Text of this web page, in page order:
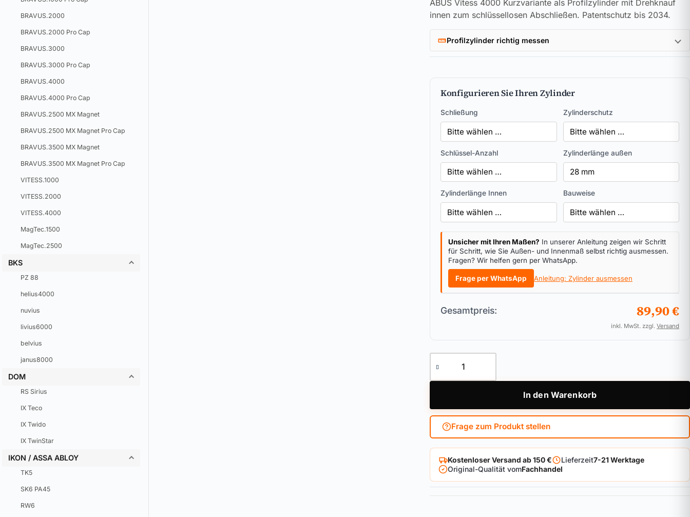
BRAVUS.2000
BRAVUS.2000 Pro Cap
BRAVUS.3000
BRAVUS.3000 Pro Cap
BRAVUS.4000
BRAVUS.4000 Pro Cap
BRAVUS.2500 MX Magnet
BRAVUS.2500 MX Magnet Pro Cap
BRAVUS.3500 MX Magnet
BRAVUS.3500 MX Magnet Pro Cap
VITESS.1000
VITESS.2000
VITESS.4000
MagTec.1500
MagTec.2500
BKS
PZ 88
helius4000
nuvius
livius6000
belvius
janus8000
DOM
RS Sirius
IX Teco
IX Twido
IX TwinStar
IKON / ASSA ABLOY
TK5
SK6 PA45
RW6
ABUS Vitess 4000 Kurzvariante als Profilzylinder mit Drehknauf
innen zum schlüssellosen Abschließen. Patentschutz bis 2034.
Profilzylinder richtig messen
Konfigurieren Sie Ihren Zylinder
Schließung Zylinderschutz
Schlüssel-Anzahl Zylinderlänge außen
Zylinderlänge Innen Bauweise
Unsicher mit Ihren Maßen? In unserer Anleitung zeigen wir Schritt
für Schritt, wie Sie Außen- und Innenmaß selbst richtig ausmessen.
Fragen? Wir helfen gern per WhatsApp.
Frage per WhatsApp Anleitung: Zylinder ausmessen
Gesamtpreis: 89,90 €
inkl. MwSt. zzgl. Versand
In den Warenkorb
Frage zum Produkt stellen
Kostenloser Versand ab 150 € Lieferzeit7-21 Werktage
Original-Qualität vomFachhandel